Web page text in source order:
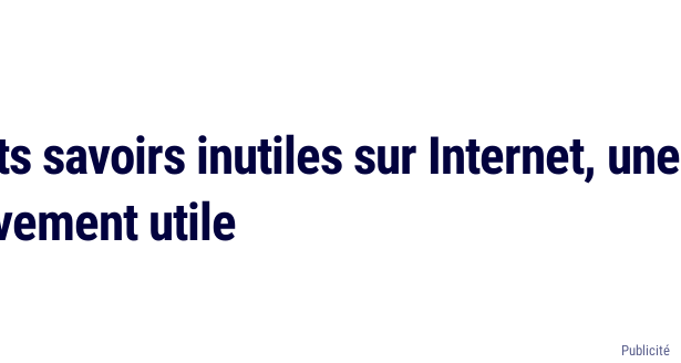
savoirs inutiles sur Internet, une
utile